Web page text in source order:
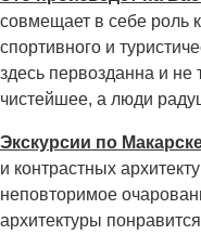
совмещает в себе роль
спортивного и
здесь первозданна и не
чистейшее, а люди
Экскурсии по
и контрастных
неповторимое
архитектуры